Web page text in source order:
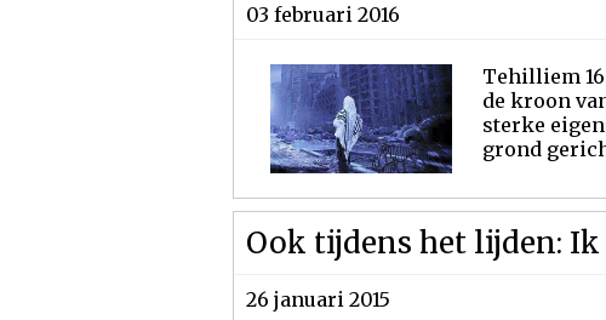
03 februari 2016
Tehilliem
de kroon
sterke
grond
Ook tijdens het lijden: Ik
26 januari 2015